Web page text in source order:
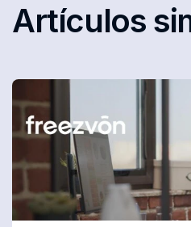
Artículos